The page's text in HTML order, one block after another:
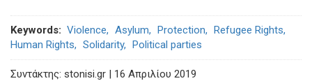
Keywords Violence Asylum Protection
Refugee Rights
Human Rights
Solidarity Political parties
Συντάκτης: stonisi.gr | 16 Απριλίου 2019